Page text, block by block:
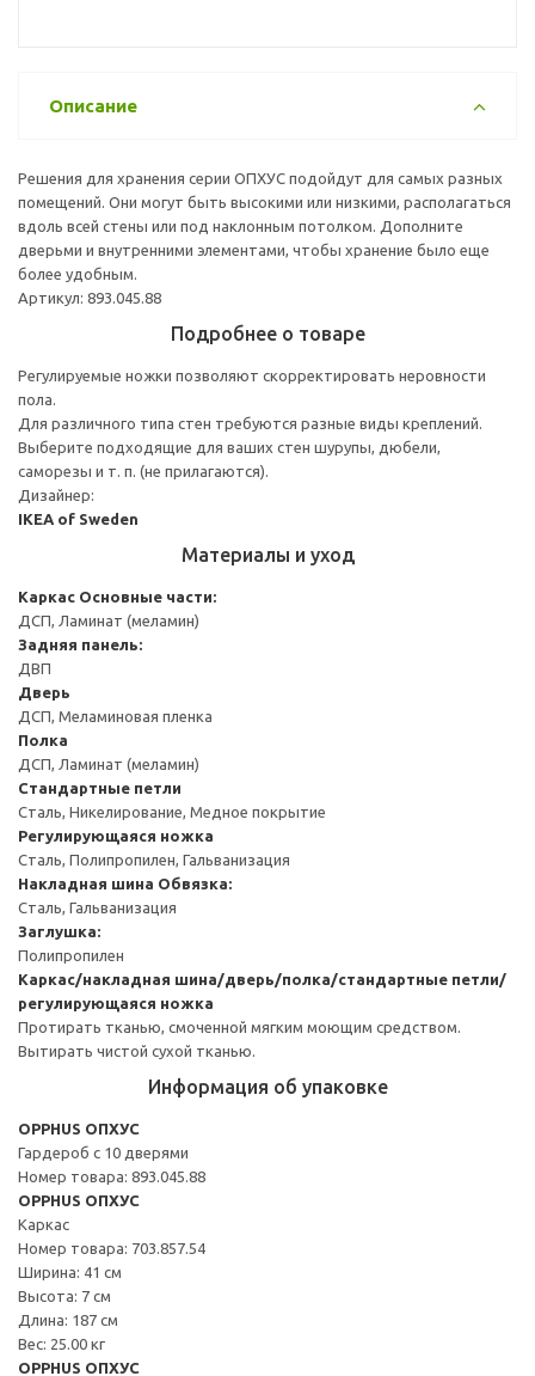
Описание
Решения для хранения серии ОПХУС подойдут для самых разных
помещений. Они могут быть высокими или низкими, располагаться
вдоль всей стены или под наклонным потолком. Дополните
дверьми и внутренними элементами, чтобы хранение было еще
более удобным.
Артикул: 893.045.88
Подробнее о товаре
Регулируемые ножки позволяют скорректировать неровности
пола.
Для различного типа стен требуются разные виды креплений.
Выберите подходящие для ваших стен шурупы, дюбели,
саморезы и т. п. (не прилагаются).
Дизайнер:
IKEA of Sweden
Материалы и уход
Каркас Основные части:
ДСП, Ламинат (меламин)
Задняя панель:
ДВП
Дверь
ДСП, Меламиновая пленка
Полка
ДСП, Ламинат (меламин)
Стандартные петли
Сталь, Никелирование, Медное покрытие
Регулирующаяся ножка
Сталь, Полипропилен, Гальванизация
Накладная шина Обвязка:
Сталь, Гальванизация
Заглушка:
Полипропилен
Каркас/накладная шина/дверь/полка/стандартные петли/
регулирующаяся ножка
Протирать тканью, смоченной мягким моющим средством.
Вытирать чистой сухой тканью.
Информация об упаковке
OPPHUS ОПХУС
Гардероб с 10 дверями
Номер товара: 893.045.88
OPPHUS ОПХУС
Каркас
Номер товара: 703.857.54
Ширина: 41 см
Высота: 7 см
Длина: 187 см
Вес: 25.00 кг
OPPHUS ОПХУС